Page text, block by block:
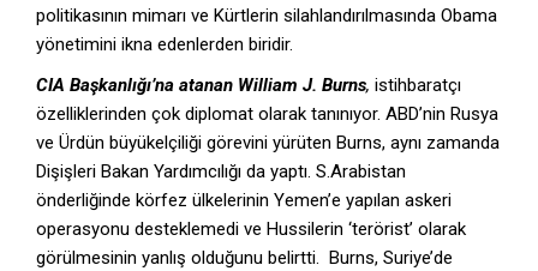
politikasının mimarı ve Kürtlerin silahlandırılmasında Obama
yönetimini ikna edenlerden biridir.
CIA Başkanlığı’na atanan William J. Burns, istihbaratçı
özelliklerinden çok diplomat olarak tanınıyor. ABD’nin Rusya
ve Ürdün büyükelçiliği görevini yürüten Burns, aynı zamanda
Dişişleri Bakan Yardımcılığı da yaptı. S.Arabistan
önderliğinde körfez ülkelerinin Yemen’e yapılan askeri
operasyonu desteklemedi ve Hussilerin ‘terörist’ olarak
görülmesinin yanlış olduğunu belirtti. Burns, Suriye’de